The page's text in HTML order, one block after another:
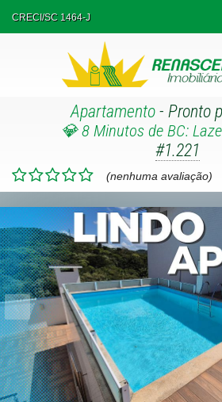
CRECI/SC 1464-J
Apartamento- Pronto
💎 8 Minutos de BC:
#1.221
(nenhuma avaliação)